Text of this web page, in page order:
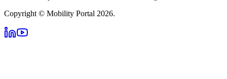
Copyright © Mobility Portal 2026.